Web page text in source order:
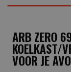
ARB ZERO
KOELKAST/
VOOR JE